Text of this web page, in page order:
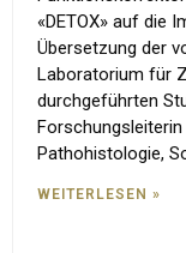
«DETOX» auf die
Übersetzung der
Laboratorium für
durchgeführten
Pathohistologie,
WEITERLESEN »